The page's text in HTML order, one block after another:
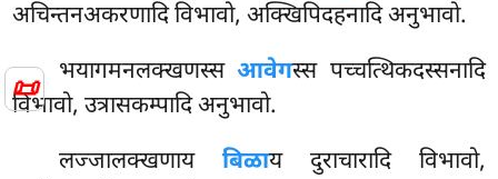
📜
अचिन्तनअकरणादि विभावो, अक्खिपिदहनादि अनुभावो.
भयागमनलक्खणस्सआवेगस्स पच्चत्थिकदस्सनादि
विभावो, उत्रासकम्पादि अनुभावो.
लज्जालक्खणाय बिळाय दुराचारादि विभावो,